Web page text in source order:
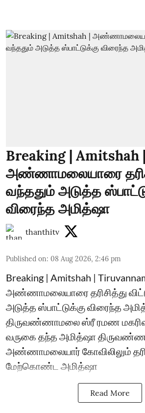
Breaking | Amitshah |
அண்ணாமலையாரை
வந்ததும் அடுத்த
விரைந்த அமித்ஷா
thanthitv
Published on: 08 Aug 2026, 2:46 pm
Breaking | Amitshah |
அண்ணாமலையாரை தரிசித்து
அடுத்த ஸ்பாட்டுக்கு விரைந்த
திருவண்ணாமலை ஸ்ரீ ரமண
வருகை தந்த அமித்ஷா
அண்ணாமலையார் கோவிலிலும்
மேற்கொண்ட அமித்ஷா
Read More